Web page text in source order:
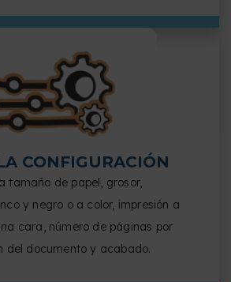
CONFIGURACIÓN
tamaño de papel, grosor,
y negro o a color, impresión a
cara, número de páginas por
del documento y acabado.